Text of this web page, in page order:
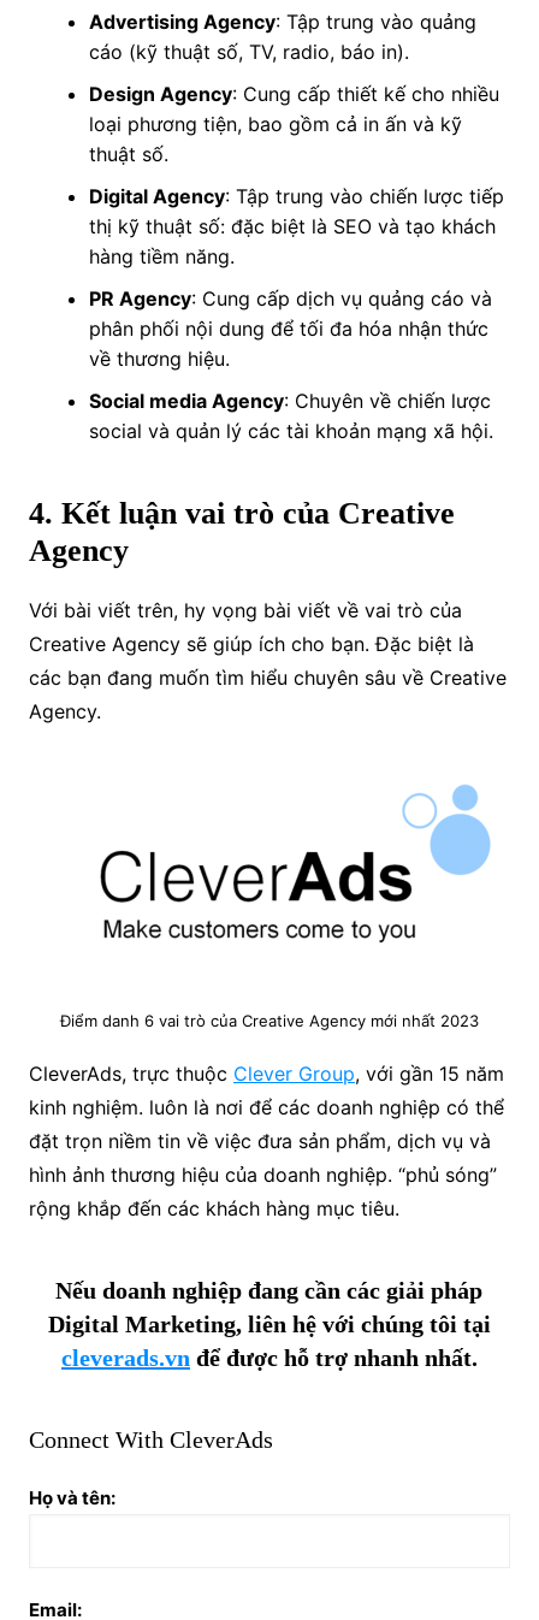
Advertising Agency: Tập trung vào quảng
cáo (kỹ thuật số, TV, radio, báo in).
Design Agency: Cung cấp thiết kế cho nhiều
loại phương tiện, bao gồm cả in ấn và kỹ
thuật số.
Digital Agency: Tập trung vào chiến lược tiếp
thị kỹ thuật số: đặc biệt là SEO và tạo khách
hàng tiềm năng.
PR Agency: Cung cấp dịch vụ quảng cáo và
phân phối nội dung để tối đa hóa nhận thức
về thương hiệu.
Social media Agency: Chuyên về chiến lược
social và quản lý các tài khoản mạng xã hội.
4. Kết luận vai trò của Creative
Agency
Với bài viết trên, hy vọng bài viết về vai trò của
Creative Agency sẽ giúp ích cho bạn. Đặc biệt là
các bạn đang muốn tìm hiểu chuyên sâu về Creative
Agency.
Điểm danh 6 vai trò của Creative Agency mới nhất 2023
CleverAds, trực thuộc Clever Group, với gần 15 năm
kinh nghiệm. luôn là nơi để các doanh nghiệp có thể
đặt trọn niềm tin về việc đưa sản phẩm, dịch vụ và
hình ảnh thương hiệu của doanh nghiệp. “phủ sóng”
rộng khắp đến các khách hàng mục tiêu.
Nếu doanh nghiệp đang cần các giải pháp
Digital Marketing, liên hệ với chúng tôi tại
cleverads.vn để được hỗ trợ nhanh nhất.
Connect With CleverAds
Họ và tên:
Email: